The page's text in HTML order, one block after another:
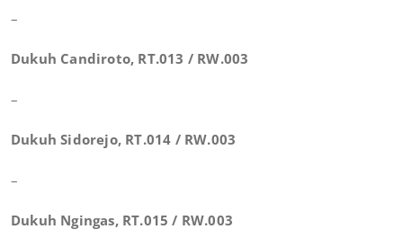
–
Dukuh Candiroto, RT.013 / RW.003
–
Dukuh Sidorejo, RT.014 / RW.003
–
Dukuh Ngingas, RT.015 / RW.003